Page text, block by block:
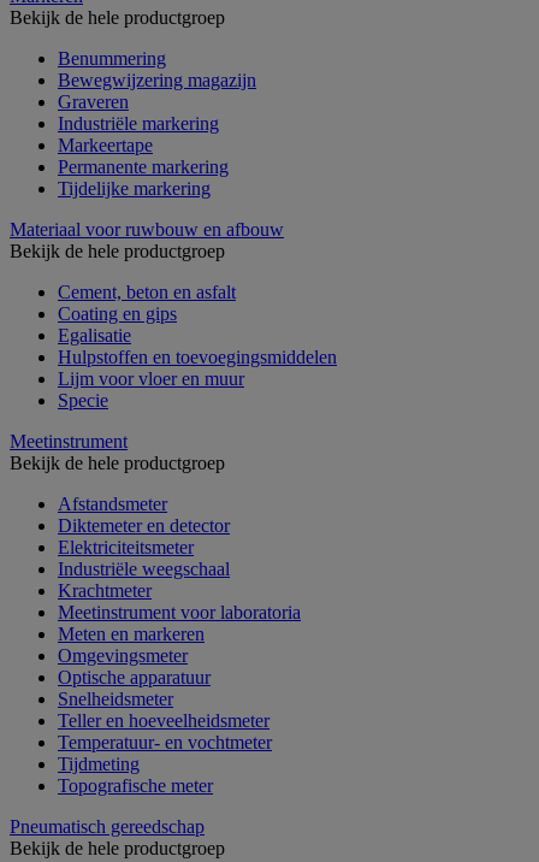
Bekijk de hele productgroep
Benummering
Bewegwijzering magazijn
Graveren
Industriële markering
Markeertape
Permanente markering
Tijdelijke markering
Materiaal voor ruwbouw en afbouw
Bekijk de hele productgroep
Cement, beton en asfalt
Coating en gips
Egalisatie
Hulpstoffen en toevoegingsmiddelen
Lijm voor vloer en muur
Specie
Meetinstrument
Bekijk de hele productgroep
Afstandsmeter
Diktemeter en detector
Elektriciteitsmeter
Industriële weegschaal
Krachtmeter
Meetinstrument voor laboratoria
Meten en markeren
Omgevingsmeter
Optische apparatuur
Snelheidsmeter
Teller en hoeveelheidsmeter
Temperatuur- en vochtmeter
Tijdmeting
Topografische meter
Pneumatisch gereedschap
Bekijk de hele productgroep